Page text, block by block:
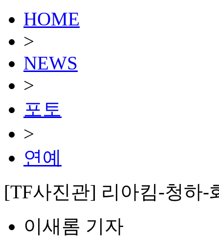
HOME
>
NEWS
>
포토
>
연예
[TF사진관] 리아킴-청하-
이새롬 기자